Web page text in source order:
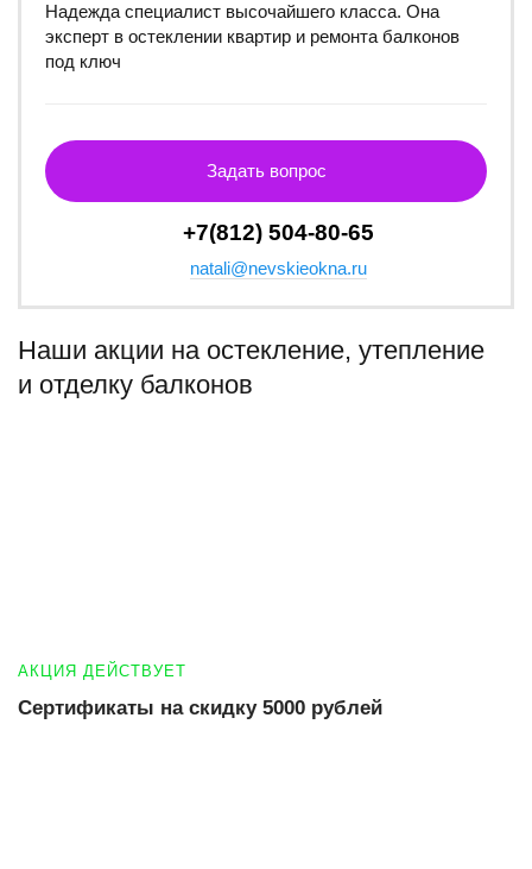
Надежда специалист высочайшего класса. Она
эксперт в остеклении квартир и ремонта балконов
под ключ
Задать вопрос
+7(812) 504-80-65
natali@nevskieokna.ru
Наши акции на остекление, утепление
и отделку балконов
АКЦИЯ ДЕЙСТВУЕТ
Сертификаты на скидку 5000 рублей